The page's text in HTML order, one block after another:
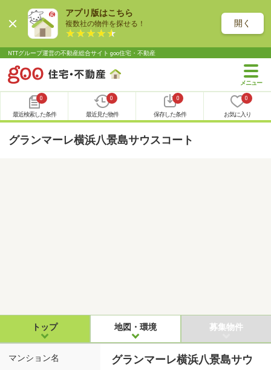
アプリ版はこちら
複数社の物件を探せる！ 開く
NTTグループ運営の不動産総合サイト goo住宅・不動産
0
最近検索した条件
0
最近見た物件
0
保存した条件
0
お気に入り
グランマーレ横浜八景島サウスコート
トップ 地図・環境 募集物件
マンション名
グランマーレ横浜八景島サウ